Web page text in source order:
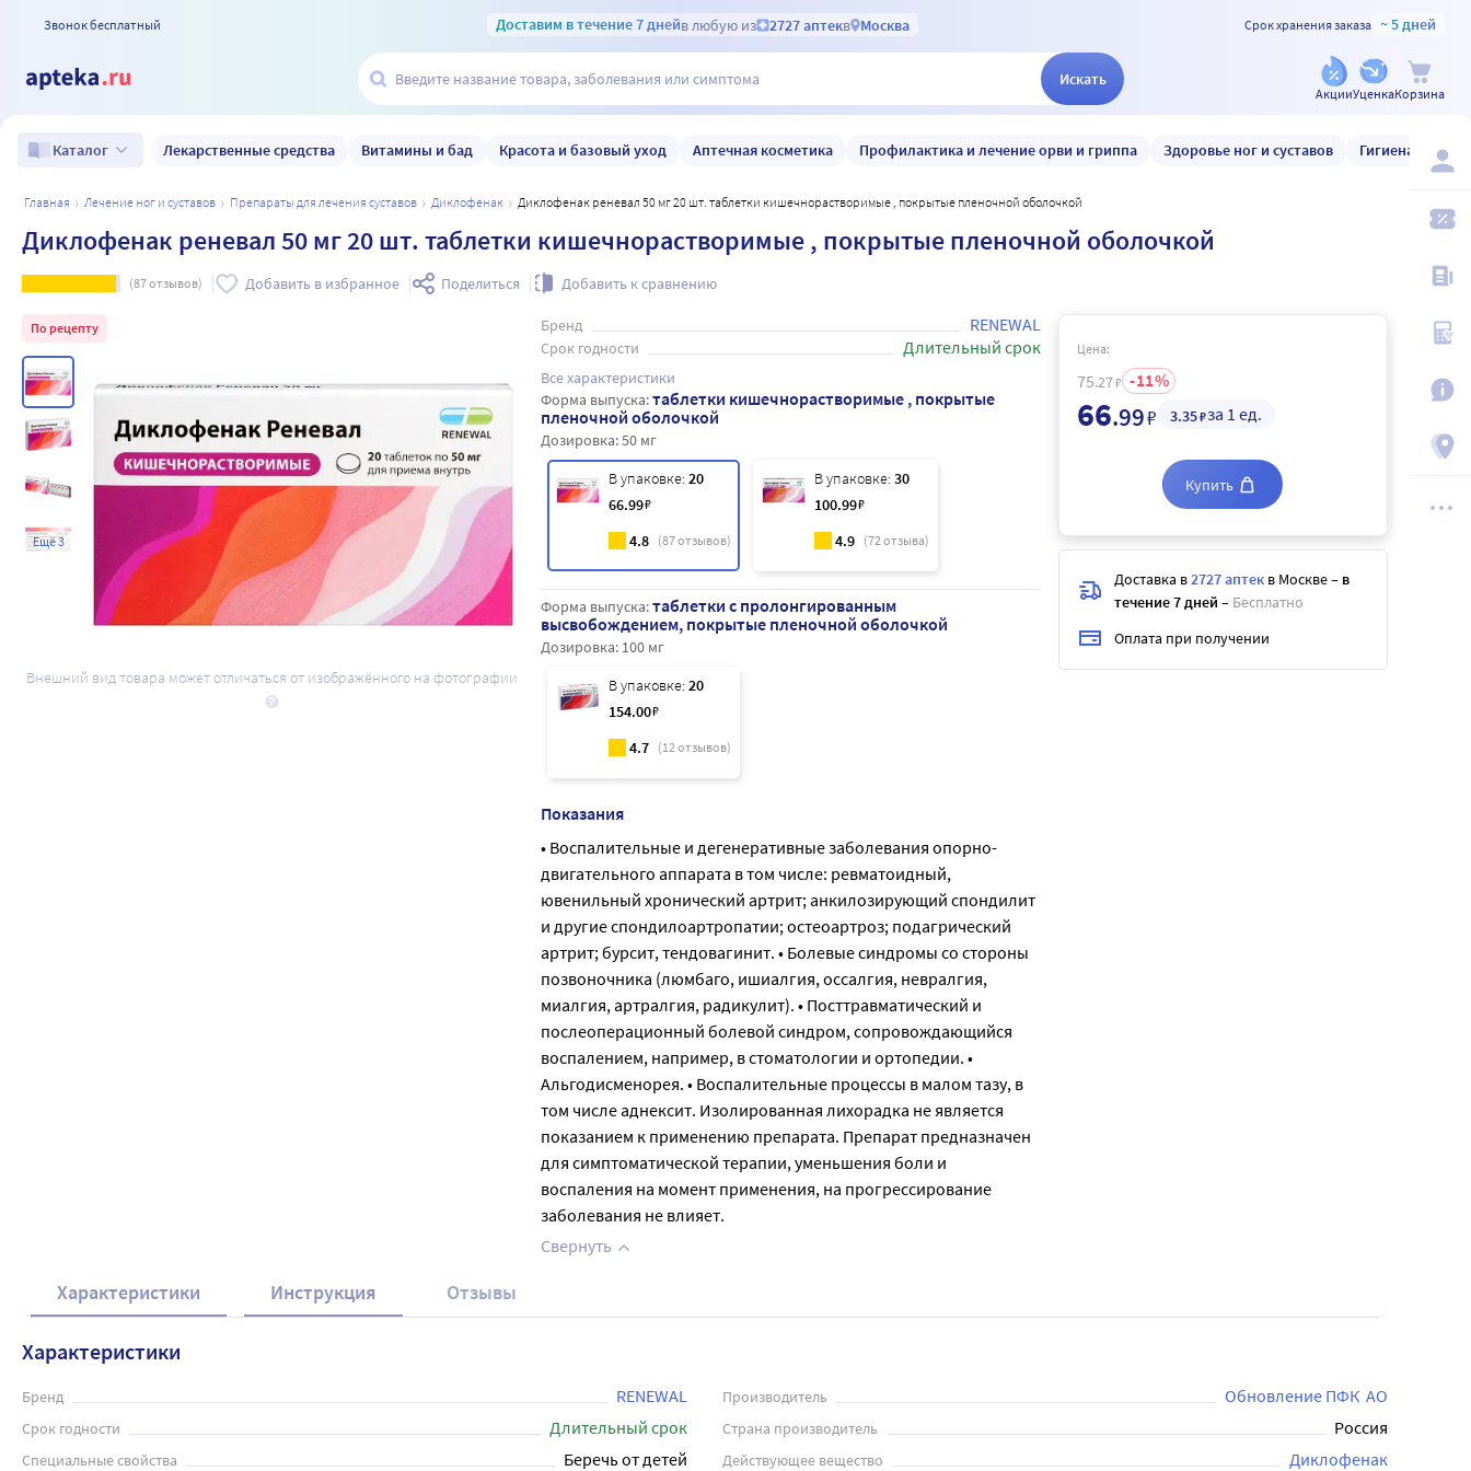
Звонок бесплатный Доставим в течение 7 днейв любую из 2727 аптекв Москва Срок хранения заказа ~ 5 дней
Искать
АкцииУценкаКорзина
Каталог Лекарственные средства Витамины и бад Красота и базовый уход Аптечная косметика Профилактика и лечение орви и гриппа Здоровье ног и суставов Гигиена и уход
главная лечение ног и суставов препараты для лечения суставов диклофенак Диклофенак реневал 50 мг 20 шт. таблетки кишечнорастворимые , покрытые пленочной оболочкой
Диклофенак реневал 50 мг 20 шт. таблетки кишечнорастворимые , покрытые пленочной оболочкой
(87отзывов) Добавить в избранное Поделиться Добавить к сравнению
По рецепту
Ещё 3
Внешний вид товара может отличаться от изображённого на фотографии
Бренд RENEWAL
Срок годности Длительный срок
Все характеристики
Форма выпуска:таблетки кишечнорастворимые , покрытые
пленочной оболочкой
Дозировка:50 мг
В упаковке: 20
66.99₽
4.8 (87отзывов)
В упаковке: 30
100.99₽
4.9 (72отзыва)
Форма выпуска:таблетки с пролонгированным
высвобождением, покрытые пленочной оболочкой
Дозировка: 100 мг
В упаковке: 20
154.00₽
4.7 (12отзывов)
Показания
• Воспалительные и дегенеративные заболевания опорно-
двигательного аппарата в том числе: ревматоидный,
ювенильный хронический артрит; анкилозирующий спондилит
и другие спондилоартропатии; остеоартроз; подагрический
артрит; бурсит, тендовагинит. • Болевые синдромы со стороны
позвоночника (люмбаго, ишиалгия, оссалгия, невралгия,
миалгия, артралгия, радикулит). • Посттравматический и
послеоперационный болевой синдром, сопровождающийся
воспалением, например, в стоматологии и ортопедии. •
Альгодисменорея. • Воспалительные процессы в малом тазу, в
том числе аднексит. Изолированная лихорадка не является
показанием к применению препарата. Препарат предназначен
для симптоматической терапии, уменьшения боли и
воспаления на момент применения, на прогрессирование
заболевания не влияет.
Свернуть
Цена:
75.27₽ 11
66.99₽ 3.35₽за 1 ед.
Купить
Доставка в2727 аптек в Москве– в
течение 7 дней – Бесплатно
Оплата при получении
Характеристики Инструкция Отзывы
Характеристики
Бренд RENEWAL Производитель Обновление ПФК  АО
Срок годности Длительный срок Страна производитель Россия
Специальные свойства Беречь от детей Действующее вещество Диклофенак